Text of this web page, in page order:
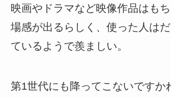
映画やドラマなど映像作品はも
場感が出るらしく、使った人は
ているようで羨ましい。
第1世代にも降ってこないですか